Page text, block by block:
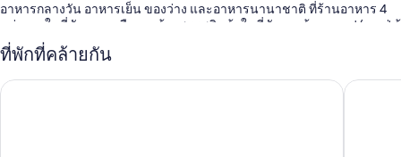
อาหารกลางวัน อาหารเย็น ของว่าง และอาหารนานาชาติ ที่ร้านอาหาร 4
แห่งภายในที่พักนอกเหนือจากห้างสรรพสินค้าในที่พักและร้านกาแฟ/คาเฟ่ ผู้
เข้าพักยังสามารถเชื่อมต่อWi-Fi ฟรีในห้องพักได้อีกด้วย
ที่พักที่คล้ายกัน
เดอะ ริฟ แอท แมงโกรฟบีช โคเรนดอน คูราเซา ออลอินคลูซีฟ, คู